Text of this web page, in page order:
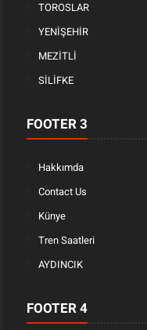
TOROSLAR
YENİŞEHİR
MEZİTLİ
SİLİFKE
FOOTER 3
Hakkımda
Contact Us
Künye
Tren Saatleri
AYDINCIK
FOOTER 4